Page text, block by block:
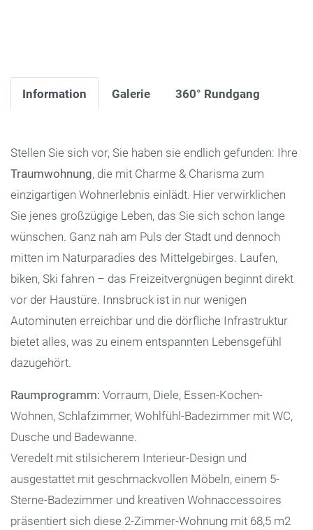
Information Galerie 360° Rundgang
Stellen Sie sich vor, Sie haben sie endlich gefunden: Ihre
Traumwohnung, die mit Charme & Charisma zum
einzigartigen Wohnerlebnis einlädt. Hier verwirklichen
Sie jenes großzügige Leben, das Sie sich schon lange
wünschen. Ganz nah am Puls der Stadt und dennoch
mitten im Naturparadies des Mittelgebirges. Laufen,
biken, Ski fahren – das Freizeitvergnügen beginnt direkt
vor der Haustüre. Innsbruck ist in nur wenigen
Autominuten erreichbar und die dörfliche Infrastruktur
bietet alles, was zu einem entspannten Lebensgefühl
dazugehört.
Raumprogramm: Vorraum, Diele, Essen-Kochen-
Wohnen, Schlafzimmer, Wohlfühl-Badezimmer mit WC,
Dusche und Badewanne.
Veredelt mit stilsicherem Interieur-Design und
ausgestattet mit geschmackvollen Möbeln, einem 5-
Sterne-Badezimmer und kreativen Wohnaccessoires
präsentiert sich diese 2-Zimmer-Wohnung mit 68,5 m2